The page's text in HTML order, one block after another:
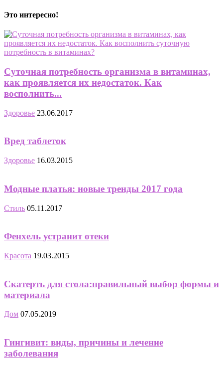
Это интересно!
Суточная потребность организма в витаминах,
как проявляется их недостаток. Как
восполнить...
Здоровье 23.06.2017
Вред таблеток
Здоровье 16.03.2015
Модные платья: новые тренды 2017 года
Стиль 05.11.2017
Фенхель устранит отеки
Красота 19.03.2015
Скатерть для стола:правильный выбор формы и
материала
Дом 07.05.2019
Гингивит: виды, причины и лечение
заболевания